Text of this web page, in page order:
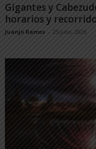
Gigantes y
horarios y
Juanjo Ramos - 25 julio, 2026